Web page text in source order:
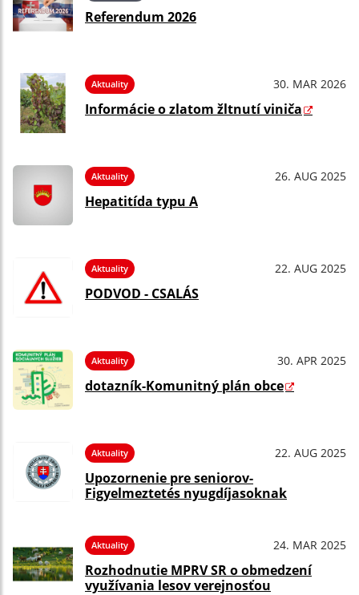
Referendum 2026
Aktuality 30. MAR 2026
Informácie o zlatom žltnutí viniča
Aktuality 26. AUG 2025
Hepatitída typu A
Aktuality 22. AUG 2025
PODVOD - CSALÁS
Aktuality 30. APR 2025
dotazník-Komunitný plán obce
Aktuality 22. AUG 2025
Upozornenie pre seniorov-
Figyelmeztetés nyugdíjasoknak
Aktuality 24. MAR 2025
Rozhodnutie MPRV SR o obmedzení
využívania lesov verejnosťou